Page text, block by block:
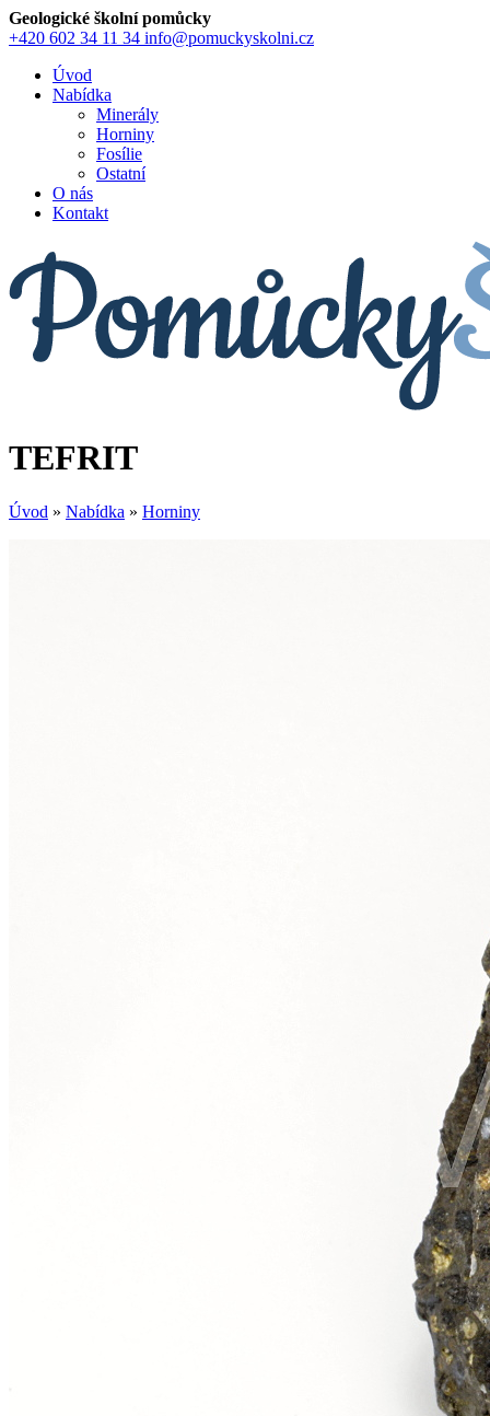
Geologické školní pomůcky
+420 602 34 11 34 info@pomuckyskolni.cz
Úvod
Nabídka
Minerály
Horniny
Fosílie
Ostatní
O nás
Kontakt
TEFRIT
Úvod » Nabídka » Horniny